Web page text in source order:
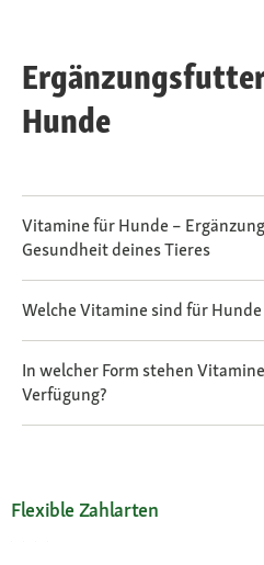
Hunde
Vitamine für Hunde –
Gesundheit deines Tieres
Welche Vitamine sind für
In welcher Form stehen
Verfügung?
Flexible Zahlarten